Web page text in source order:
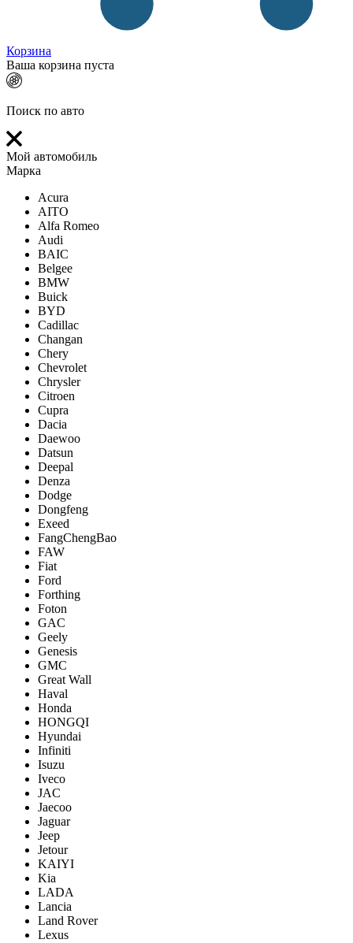
Корзина
Ваша корзина пуста
Поиск по авто
Мой автомобиль
Марка
Acura
AITO
Alfa Romeo
Audi
BAIC
Belgee
BMW
Buick
BYD
Cadillac
Changan
Chery
Chevrolet
Chrysler
Citroen
Cupra
Dacia
Daewoo
Datsun
Deepal
Denza
Dodge
Dongfeng
Exeed
FangChengBao
FAW
Fiat
Ford
Forthing
Foton
GAC
Geely
Genesis
GMC
Great Wall
Haval
Honda
HONGQI
Hyundai
Infiniti
Isuzu
Iveco
JAC
Jaecoo
Jaguar
Jeep
Jetour
KAIYI
Kia
LADA
Lancia
Land Rover
Lexus